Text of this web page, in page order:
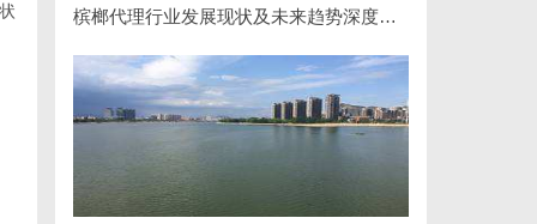
槟榔代理行业发展现状及未来趋势深度解析